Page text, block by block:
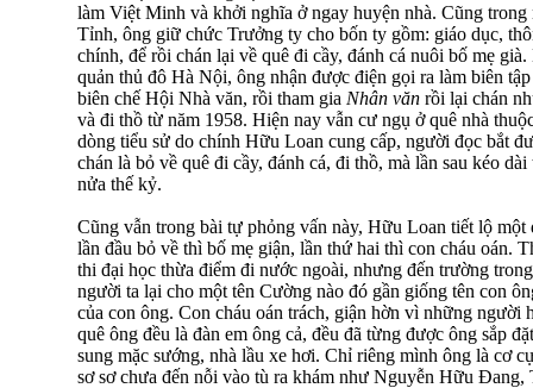
làm Việt Minh và khởi nghĩa ở ngay huyện nhà. Cũng
Tỉnh, ông giữ chức Trưởng ty cho bốn ty gồm: giáo dục,
chính, để rồi chán lại về quê đi cầy, đánh cá nuôi bố mẹ
quản thủ đô Hà Nội, ông nhận được điện gọi ra làm biên
biên chế Hội Nhà văn, rồi tham gia Nhân văn rồi lại chán
và đi thồ từ năm 1958. Hiện nay vẫn cư ngụ ở quê nhà
dòng tiểu sử do chính Hữu Loan cung cấp, người đọc bắt
chán là bỏ về quê đi cầy, đánh cá, đi thồ, mà lần sau kéo
nửa thế kỷ.
Cũng vẫn trong bài tự phỏng vấn này, Hữu Loan tiết lộ
lần đầu bỏ về thì bố mẹ giận, lần thứ hai thì con cháu oán.
thi đại học thừa điểm đi nước ngoài, nhưng đến trường
người ta lại cho một tên Cường nào đó gần giống tên con
của con ông. Con cháu oán trách, giận hờn vì những
quê ông đều là đàn em ông cả, đều đã từng được ông sắp
sung mặc sướng, nhà lầu xe hơi. Chỉ riêng mình ông là cơ
sơ sơ chưa đến nỗi vào tù ra khám như Nguyễn Hữu Đang,